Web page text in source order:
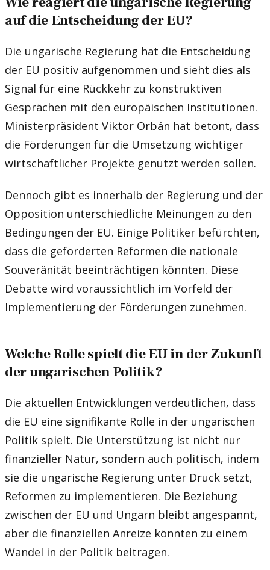
auf die Entscheidung der EU?
Die ungarische Regierung hat die Entscheidung
der EU positiv aufgenommen und sieht dies als
Signal für eine Rückkehr zu konstruktiven
Gesprächen mit den europäischen Institutionen.
Ministerpräsident Viktor Orbán hat betont, dass
die Förderungen für die Umsetzung wichtiger
wirtschaftlicher Projekte genutzt werden sollen.
Dennoch gibt es innerhalb der Regierung und der
Opposition unterschiedliche Meinungen zu den
Bedingungen der EU. Einige Politiker befürchten,
dass die geforderten Reformen die nationale
Souveränität beeinträchtigen könnten. Diese
Debatte wird voraussichtlich im Vorfeld der
Implementierung der Förderungen zunehmen.
Welche Rolle spielt die EU in der Zukunft
der ungarischen Politik?
Die aktuellen Entwicklungen verdeutlichen, dass
die EU eine signifikante Rolle in der ungarischen
Politik spielt. Die Unterstützung ist nicht nur
finanzieller Natur, sondern auch politisch, indem
sie die ungarische Regierung unter Druck setzt,
Reformen zu implementieren. Die Beziehung
zwischen der EU und Ungarn bleibt angespannt,
aber die finanziellen Anreize könnten zu einem
Wandel in der Politik beitragen.